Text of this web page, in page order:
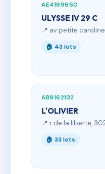
AE4169660
ULYSSE IV 29 C
📍 av petite
🏠 43 lots
AB9162132
L'OLIVIER
📍 r de la liberte,
🏠 33 lots